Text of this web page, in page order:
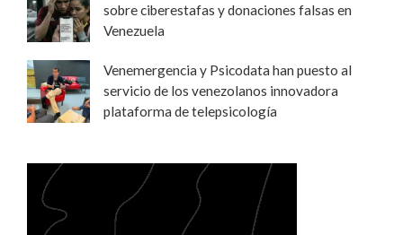
sobre ciberestafas y donaciones falsas en
Venezuela
Venemergencia y Psicodata han puesto al
servicio de los venezolanos innovadora
plataforma de telepsicología